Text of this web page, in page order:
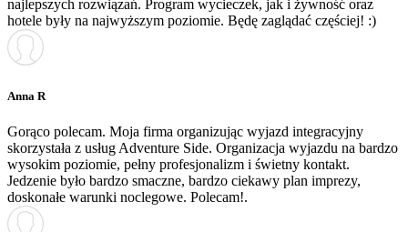
najlepszych rozwiązań. Program wycieczek, jak i żywność oraz
hotele były na najwyższym poziomie. Będę zaglądać częściej! :)
Anna R
Gorąco polecam. Moja firma organizując wyjazd integracyjny
skorzystała z usług Adventure Side. Organizacja wyjazdu na bardzo
wysokim poziomie, pełny profesjonalizm i świetny kontakt.
Jedzenie było bardzo smaczne, bardzo ciekawy plan imprezy,
doskonałe warunki noclegowe. Polecam!.